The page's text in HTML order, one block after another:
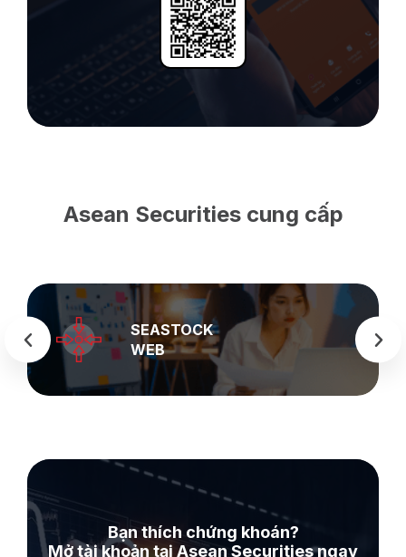
Asean Securities cung cấp
SEASTOCK
WEB
Bạn thích chứng khoán?
Mở tài khoản tại Asean Securities ngay